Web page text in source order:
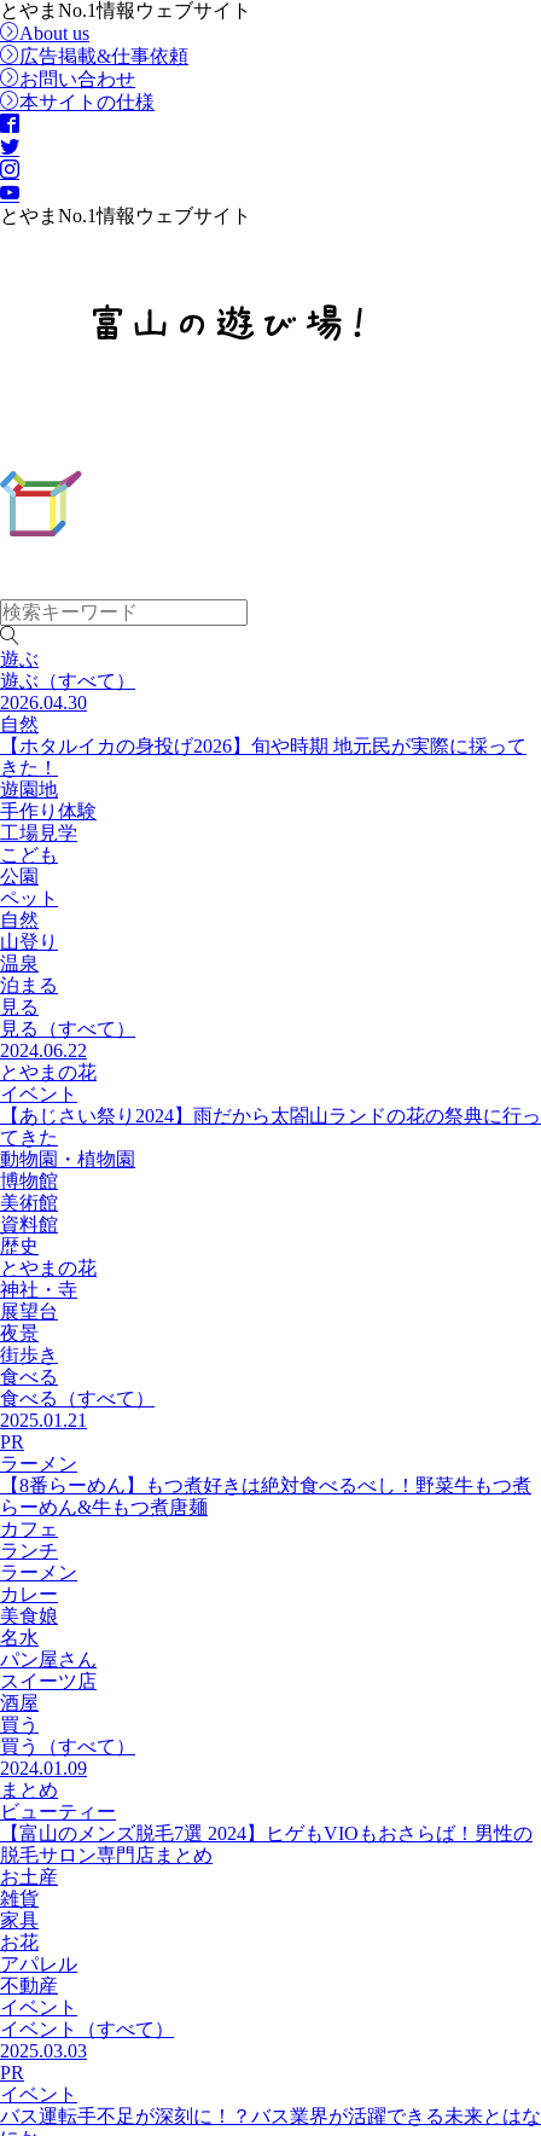
とやまNo.1情報ウェブサイト
About us
広告掲載&仕事依頼
お問い合わせ
本サイトの仕様
とやまNo.1情報ウェブサイト
遊ぶ
遊ぶ （すべて）
2026.04.30
自然
【ホタルイカの身投げ2026】旬や時期 地元民が実際に採って
きた！
遊園地
手作り体験
工場見学
こども
公園
ペット
自然
山登り
温泉
泊まる
見る
見る
（すべて）
2024.06.22
とやまの花
イベント
【あじさい祭り2024】雨だから太閤山ランドの花の祭典に行っ
てきた
動物園・植物園
博物館
美術館
資料館
歴史
とやまの花
神社・寺
展望台
夜景
街歩き
食べる
食べる
（すべて）
2025.01.21
PR
ラーメン
【8番らーめん】もつ煮好きは絶対食べるべし！野菜牛もつ煮
らーめん&牛もつ煮唐麺
カフェ
ランチ
ラーメン
カレー
美食娘
名水
パン屋さん
スイーツ店
酒屋
買う
買う
（すべて）
2024.01.09
まとめ
ビューティー
【富山のメンズ脱毛7選 2024】ヒゲもVIOもおさらば！男性の
脱毛サロン専門店まとめ
お土産
雑貨
家具
お花
アパレル
不動産
イベント
イベント
（すべて）
2025.03.03
PR
イベント
バス運転手不足が深刻に！？バス業界が活躍できる未来とはな